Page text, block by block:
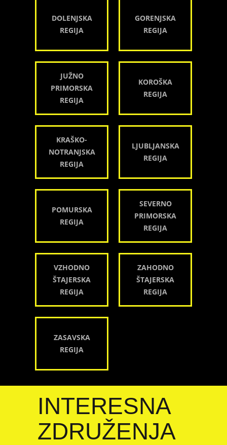
DOLENJSKA
REGIJA
GORENJSKA
REGIJA
JUŽNO
PRIMORSKA
REGIJA
KOROŠKA
REGIJA
KRAŠKO-
NOTRANJSKA
REGIJA
LJUBLJANSKA
REGIJA
POMURSKA
REGIJA
SEVERNO
PRIMORSKA
REGIJA
VZHODNO
ŠTAJERSKA
REGIJA
ZAHODNO
ŠTAJERSKA
REGIJA
ZASAVSKA
REGIJA
INTERESNA
ZDRUŽENJA